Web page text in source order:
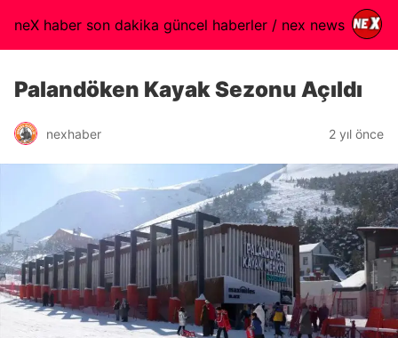
neX haber son dakika güncel haberler / nex news
Palandöken Kayak Sezonu Açıldı
nexhaber 2 yıl önce